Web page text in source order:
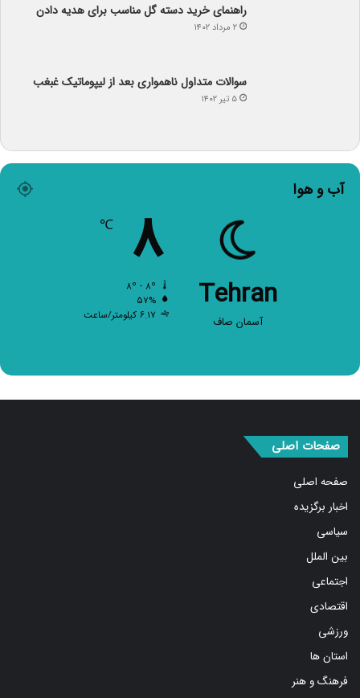
راهنمای خرید دسته گل مناسب برای هدیه دادن
۲ مرداد ۱۴۰۲
سوالات متداول ناهمواری بعد از لیپوماتیک غبغب
۵ تیر ۱۴۰۲
آب و هوا
Tehran
آسمان صاف
۸
۵۷%
۶.۱۷ کیلومتر/ساعت
صفحه اصلی
اخبار برگزیده
سیاسی
بین الملل
اجتماعی
اقتصادی
ورزشی
استان ها
فرهنگ و هنر
درباره ما